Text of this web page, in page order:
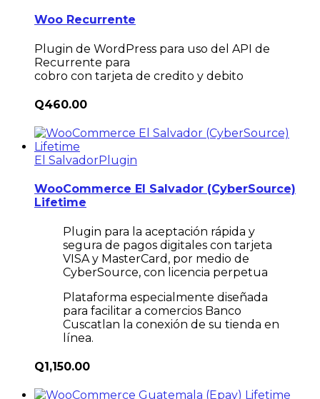
Woo Recurrente
Plugin de WordPress para uso del API de
Recurrente para
cobro con tarjeta de credito y debito
Q460.00
El SalvadorPlugin
WooCommerce El Salvador (CyberSource)
Lifetime
Plugin para la aceptación rápida y
segura de pagos digitales con tarjeta
VISA y MasterCard, por medio de
CyberSource, con licencia perpetua
Plataforma especialmente diseñada
para facilitar a comercios Banco
Cuscatlan la conexión de su tienda en
línea.
Q1,150.00